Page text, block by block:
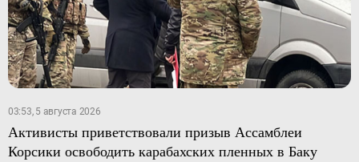
03:53, 5 августа 2026
Активисты приветствовали призыв Ассамблеи
Корсики освободить карабахских пленных в Баку